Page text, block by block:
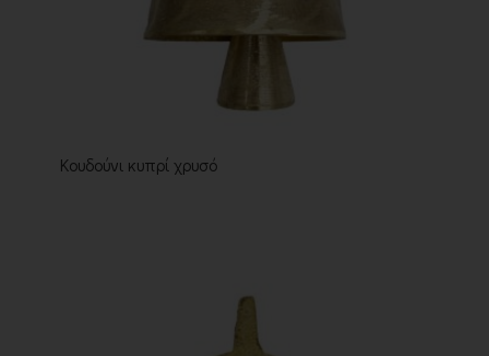
Κουδούνι κυπρί χρυσό